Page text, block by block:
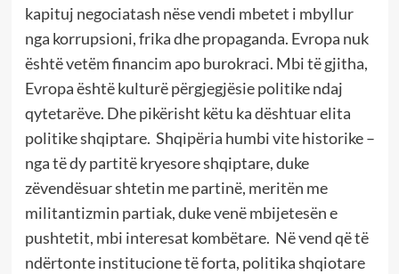
kapituj negociatash nëse vendi mbetet i mbyllur
nga korrupsioni, frika dhe propaganda. Evropa nuk
është vetëm financim apo burokraci. Mbi të gjitha,
Evropa është kulturë përgjegjësie politike ndaj
qytetarëve. Dhe pikërisht këtu ka dështuar elita
politike shqiptare. Shqipëria humbi vite historike –
nga të dy partitë kryesore shqiptare, duke
zëvendësuar shtetin me partinë, meritën me
militantizmin partiak, duke venë mbijetesën e
pushtetit, mbi interesat kombëtare. Në vend që të
ndërtonte institucione të forta, politika shqiotare